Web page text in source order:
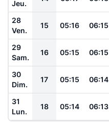
Jeu.
28
Ven.
15 05:16 06:15
29
Sam.
16 05:15 06:15
30
Dim.
17 05:15 06:14
31
Lun.
18 05:14 06:13